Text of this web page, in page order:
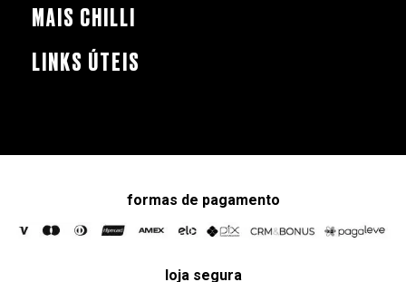
MAIS CHILLI
LINKS ÚTEIS
formas de pagamento
loja segura